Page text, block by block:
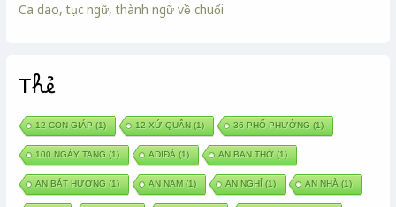
Ca dao, tục ngữ, thành ngữ về chuối
Thẻ
12 CON GIÁP (1) 12 XỨ QUÂN (1) 36 PHỐ PHƯỜNG (1)
100 NGÀY TANG (1) ADIĐÀ (1) AN BAN THỜ(1)
AN BÁT HƯƠNG (1) AN NAM(1) AN NGHỈ (1) AN NHÀ (1)